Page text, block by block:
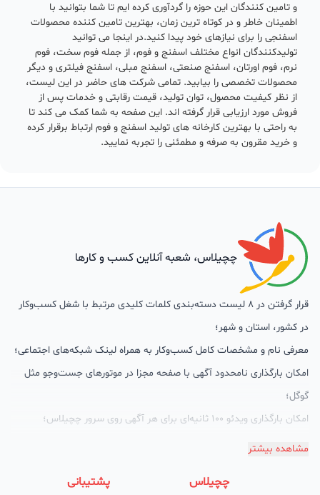
و تامین کنندگان این حوزه را گردآوری کرده ایم تا شما بتوانید با
اطمینان خاطر و در کوتاه ترین زمان، بهترین تامین کننده محصولات
اسفنجی را برای نیازهای خود پیدا کنید.در اینجا می توانید
تولیدکنندگان انواع مختلف اسفنج و فوم، از جمله فوم سخت، فوم
نرم، فوم اورتان، اسفنج صنعتی، اسفنج مبلی، اسفنج فیلتری و دیگر
محصولات تخصصی را بیابید. تمامی شرکت های حاضر در این لیست،
از نظر کیفیت محصول، توان تولید، قیمت رقابتی و خدمات پس از
فروش مورد ارزیابی قرار گرفته اند. این صفحه به شما کمک می کند تا
به راحتی با بهترین کارخانه های تولید اسفنج و فوم ارتباط برقرار کرده
و خرید مقرون به صرفه و مطمئنی را تجربه نمایید.
چچیلاس، شعبه آنلاین کسب و کارها
قرار گرفتن در 8 لیست دسته‌بندی کلمات کلیدی مرتبط با شغل کسب‌وکار
در کشور، استان و شهر؛
معرفی نام و مشخصات کامل کسب‌وکار به همراه لینک شبکه‌های اجتماعی؛
امکان بارگذاری نامحدود آگهی با صفحه مجزا در موتورهای جست‌وجو مثل
گوگل؛
امکان بارگذاری ویدئو 100 ثانیه‌ای برای هر آگهی روی سرور چچیلاس؛
گالری تصاویر محصول؛
پشتیبانی حرفه‌ای را هم به سبد خدماتش اضافه کرده است. چچیلاس با
مشاهده بیشتر
چچیلاس پشتیبانی